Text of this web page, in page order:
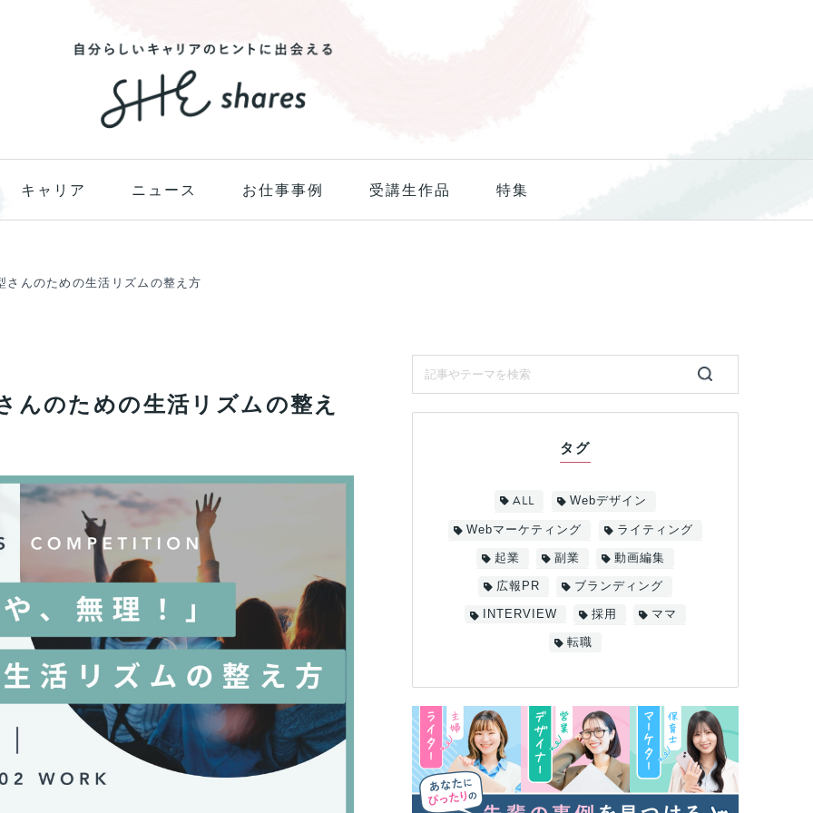
キャリア ニュース お仕事事例 受講生作品 特集
さんのための生活リズムの整え方
んのための生活リズムの整え
タグ
ALL Webデザイン
Webマーケティング ライティング
起業 副業 動画編集
広報PR ブランディング
INTERVIEW 採用 ママ
転職